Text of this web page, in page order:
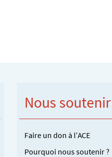
Nous soutenir
Faire un don à l’ACE
Pourquoi nous soutenir ?